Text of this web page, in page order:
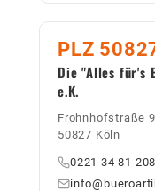
PLZ
Die "Alles für's
e.K.
Frohnhofstraße
50827 Köln
0221 34 81 208